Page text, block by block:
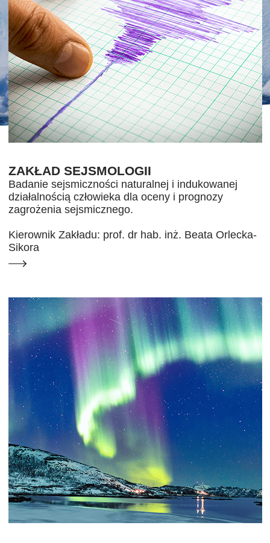
ZAKŁAD SEJSMOLOGII
Badanie sejsmiczności naturalnej i indukowanej
działalnością człowieka dla oceny i prognozy
zagrożenia sejsmicznego.
Kierownik Zakładu: prof. dr hab. inż. Beata Orlecka-
Sikora